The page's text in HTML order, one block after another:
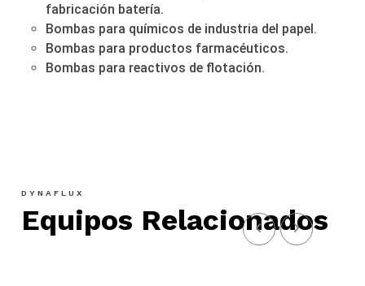
fabricación batería.
Bombas para químicos de industria del papel.
Bombas para productos farmacéuticos.
Bombas para reactivos de flotación.
DYNAFLUX
Equipos Relacionados